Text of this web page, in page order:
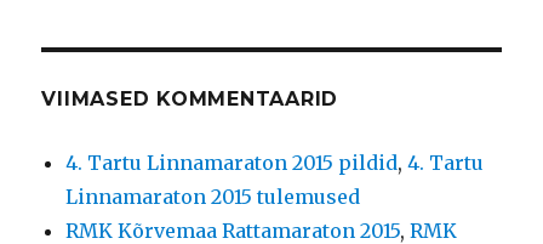
VIIMASED KOMMENTAARID
4. Tartu Linnamaraton 2015 pildid,4. Tartu
Linnamaraton 2015 tulemused
RMK Kõrvemaa Rattamaraton 2015,RMK